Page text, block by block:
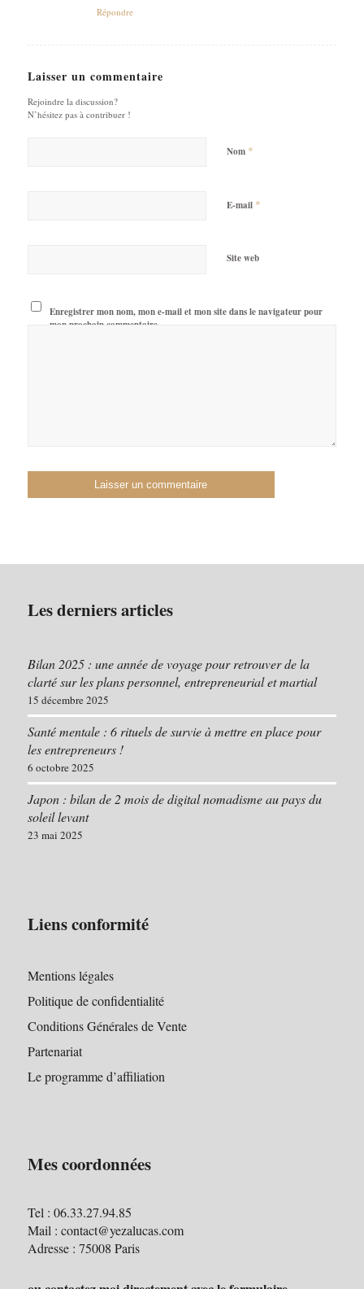
Répondre
Laisser un commentaire
Rejoindre la discussion?
N’hésitez pas à contribuer !
Nom *
E-mail *
Site web
Enregistrer mon nom, mon e-mail et mon site dans le navigateur pour
mon prochain commentaire.
Les derniers articles
Bilan 2025 : une année de voyage pour retrouver de la
clarté sur les plans personnel, entrepreneurial et martial
15 décembre 2025
Santé mentale : 6 rituels de survie à mettre en place pour
les entrepreneurs !
6 octobre 2025
Japon : bilan de 2 mois de digital nomadisme au pays du
soleil levant
23 mai 2025
Liens conformité
Mentions légales
Politique de confidentialité
Conditions Générales de Vente
Partenariat
Le programme d’affiliation
Mes coordonnées
Tel : 06.33.27.94.85
Mail : contact@yezalucas.com
Adresse : 75008 Paris